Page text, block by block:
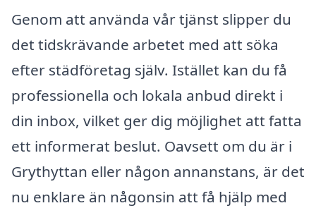
Genom att använda vår tjänst slipper du
det tidskrävande arbetet med att söka
efter städföretag själv. Istället kan du få
professionella och lokala anbud direkt i
din inbox, vilket ger dig möjlighet att fatta
ett informerat beslut. Oavsett om du är i
Grythyttan eller någon annanstans, är det
nu enklare än någonsin att få hjälp med